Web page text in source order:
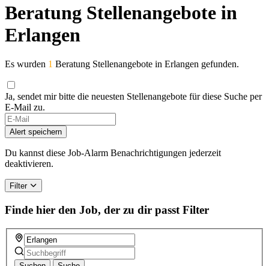
Beratung Stellenangebote in
Erlangen
Es wurden 1 Beratung Stellenangebote in Erlangen gefunden.
Ja, sendet mir bitte die neuesten Stellenangebote für diese Suche per
E-Mail zu.
Alert speichern
Du kannst diese Job-Alarm Benachrichtigungen jederzeit
deaktivieren.
Filter
Finde hier den Job, der zu dir passt Filter